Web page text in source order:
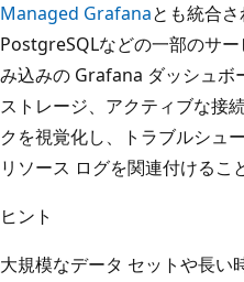
Managed Grafanaとも統合
PostgreSQLなどの一部のサ
み込みの Grafana ダッシュボ
ストレージ、アクティブな接
クを視覚化し、トラブルシュ
リソース ログを関連付けるこ
ヒント
大規模なデータ セットや長い